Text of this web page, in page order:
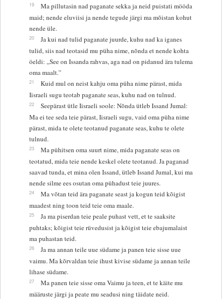
19
Ma pillutasin nad paganate sekka ja neid puistati mööda
maid; nende eluviisi ja nende tegude järgi ma mõistan kohut
nende üle.
20
Ja kui nad tulid paganate juurde, kuhu nad ka iganes
tulid, siis nad teotasid mu püha nime, nõnda et nende kohta
öeldi: „See on Issanda rahvas, aga nad on pidanud ära tulema
oma maalt.”
21
Kuid mul on neist kahju oma püha nime pärast, mida
Iisraeli sugu teotab paganate seas, kuhu nad on tulnud.
22
Seepärast ütle Iisraeli soole: Nõnda ütleb Issand Jumal:
Ma ei tee seda teie pärast, Iisraeli sugu, vaid oma püha nime
pärast, mida te olete teotanud paganate seas, kuhu te olete
tulnud.
23
Ma pühitsen oma suurt nime, mida paganate seas on
teotatud, mida teie nende keskel olete teotanud. Ja paganad
saavad tunda, et mina olen Issand, ütleb Issand Jumal, kui ma
nende silme ees osutan oma pühadust teie juures.
24
Ma võtan teid ära paganate seast ja kogun teid kõigist
maadest ning toon teid teie oma maale.
25
Ja ma piserdan teie peale puhast vett, et te saaksite
puhtaks; kõigist teie rüvedusist ja kõigist teie ebajumalaist
ma puhastan teid.
26
Ja ma annan teile uue südame ja panen teie sisse uue
vaimu. Ma kõrvaldan teie ihust kivise südame ja annan teile
lihase südame.
27
Ma panen teie sisse oma Vaimu ja teen, et te käite mu
määruste järgi ja peate mu seadusi ning täidate neid.